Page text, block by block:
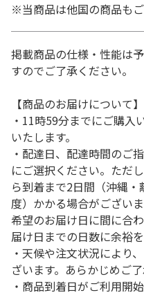
※当商品は他国の商品もご
掲載商品の仕様・性能は
すのでご了承ください。
【商品のお届けについて】
・11時59分までにご購入
いたします。
・配達日、配達時間のご
にご選択ください。ただ
ら到着まで2日間（沖縄
度）かかる場合がござい
希望のお届け日に間に合
届け日までの日数に余裕
・天候や注文状況により
ざいます。あらかじめご了
・商品到着日がご利用開